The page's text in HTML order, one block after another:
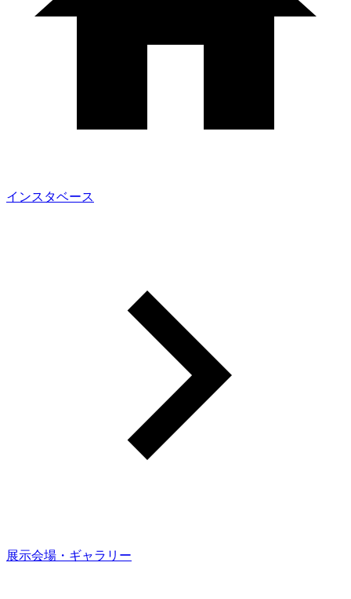
インスタベース
展示会場・ギャラリー